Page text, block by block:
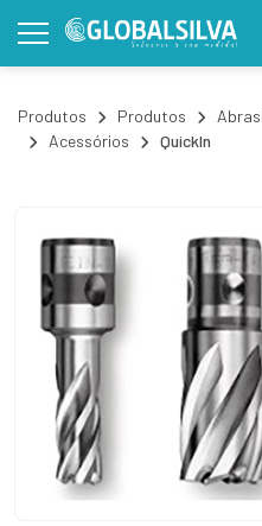
Produtos Produtos
Acessórios
QuickIn